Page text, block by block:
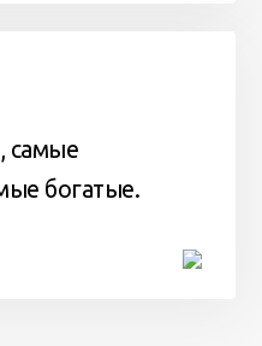
самые
богатые.